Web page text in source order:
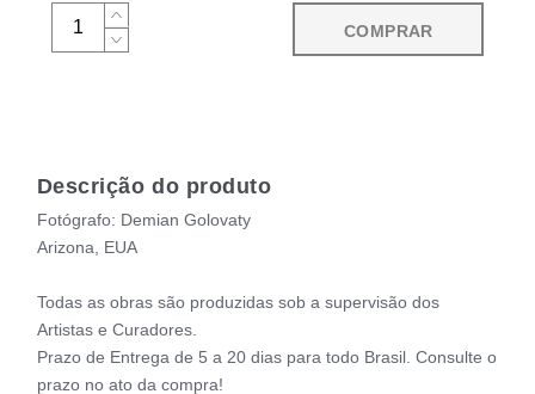
COMPRAR
Descrição do produto
Fotógrafo: Demian Golovaty
Arizona, EUA
Todas as obras são produzidas sob a supervisão dos
Artistas e Curadores.
Prazo de Entrega de 5 a 20 dias para todo Brasil. Consulte o
prazo no ato da compra!